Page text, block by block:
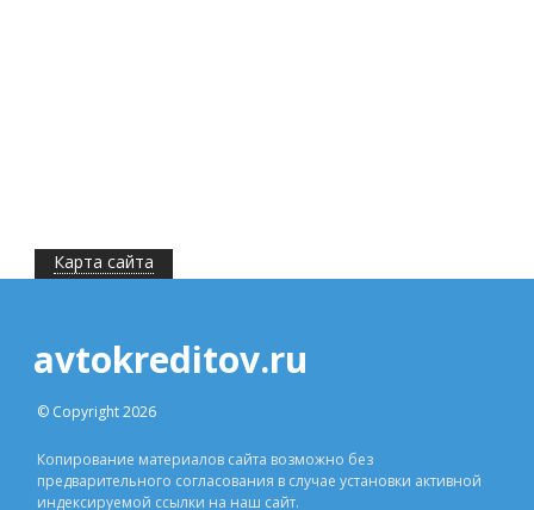
Карта сайта
avtokreditov.ru
© Copyright 2026
Копирование материалов сайта возможно без
предварительного согласования в случае установки активной
индексируемой ссылки на наш сайт.